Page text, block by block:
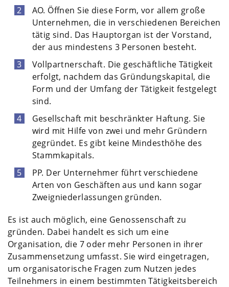
AO. Öffnen Sie diese Form, vor allem große
Unternehmen, die in verschiedenen Bereichen
tätig sind. Das Hauptorgan ist der Vorstand,
der aus mindestens 3 Personen besteht.
Vollpartnerschaft. Die geschäftliche Tätigkeit
erfolgt, nachdem das Gründungskapital, die
Form und der Umfang der Tätigkeit festgelegt
sind.
Gesellschaft mit beschränkter Haftung. Sie
wird mit Hilfe von zwei und mehr Gründern
gegründet. Es gibt keine Mindesthöhe des
Stammkapitals.
PP. Der Unternehmer führt verschiedene
Arten von Geschäften aus und kann sogar
Zweigniederlassungen gründen.
Es ist auch möglich, eine Genossenschaft zu
gründen. Dabei handelt es sich um eine
Organisation, die 7 oder mehr Personen in ihrer
Zusammensetzung umfasst. Sie wird eingetragen,
um organisatorische Fragen zum Nutzen jedes
Teilnehmers in einem bestimmten Tätigkeitsbereich